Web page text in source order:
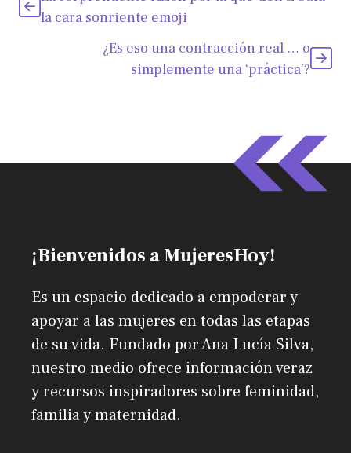
la cara sonriente emoji
¿Es eso una contracción real … o
simplemente una ‘práctica’?
¡Bienvenidos a MujeresHoy!
Es un espacio dedicado a empoderar y
apoyar a las mujeres en todas las etapas
de su vida. Fundado por Ana Lucía Silva,
nuestro medio ofrece información veraz
y recursos inspiradores sobre feminidad,
familia y maternidad.